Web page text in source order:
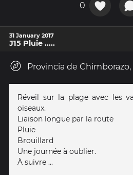
0
31 January 2017
J15 Pluie .....
Provincia de
Réveil sur la plage avec les
oiseaux.
Liaison longue par la route
Pluie
Brouillard
Une journée à oublier.
À suivre ...